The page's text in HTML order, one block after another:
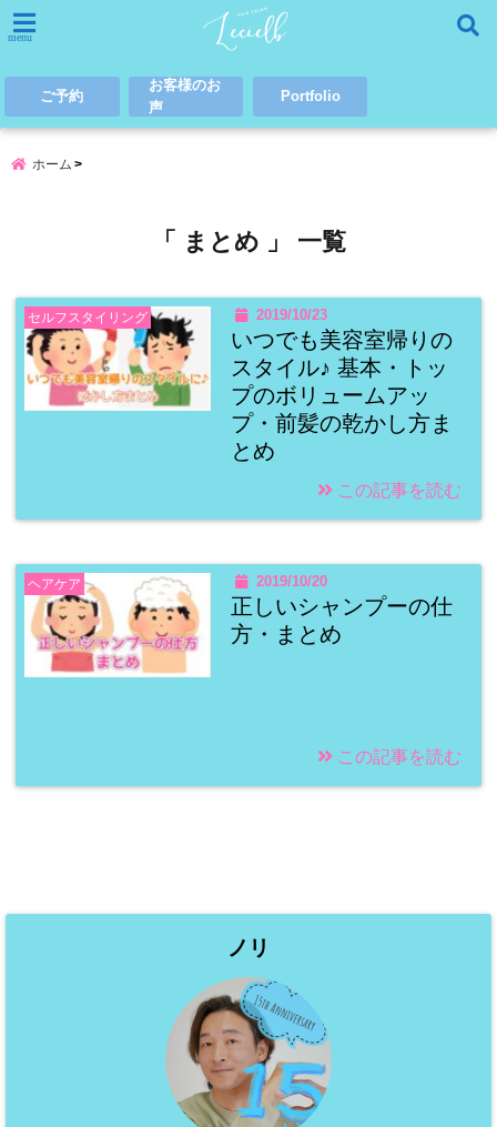
menu
ご予約
お客様のお
声
Portfolio
ホーム
「 まとめ 」 一覧
セルフスタイリング 2019/10/23
いつでも美容室帰りの
スタイル♪ 基本・トッ
プのボリュームアッ
プ・前髪の乾かし方ま
とめ
この記事を読む
ヘアケア 2019/10/20
正しいシャンプーの仕
方・まとめ
この記事を読む
ノリ